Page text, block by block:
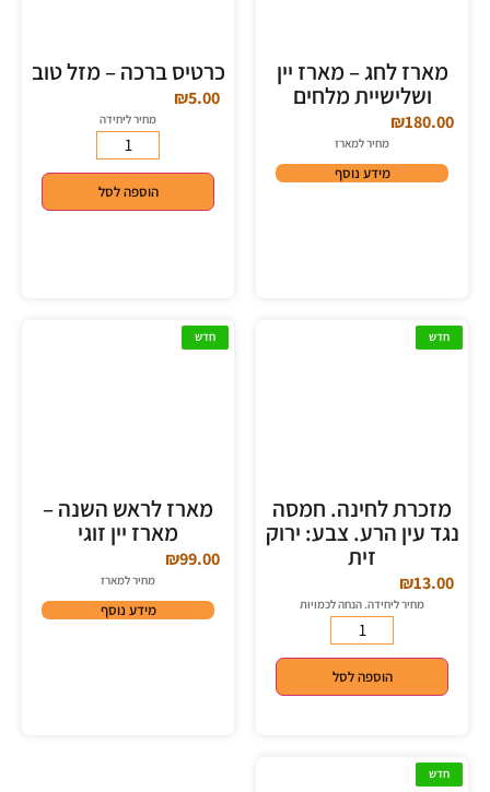
מארז לחג – מארז יין
ושלישיית מלחים
₪180.00
מחיר למארז
מידע נוסף
כרטיס ברכה – מזל טוב
₪5.00
מחיר ליחידה
הוספה לסל
חדש
מזכרת לחינה. חמסה
נגד עין הרע. צבע: ירוק
זית
₪13.00
מחיר ליחידה. הנחה לכמויות
הוספה לסל
חדש
מארז לראש השנה –
מארז יין זוגי
₪99.00
מחיר למארז
מידע נוסף
חדש